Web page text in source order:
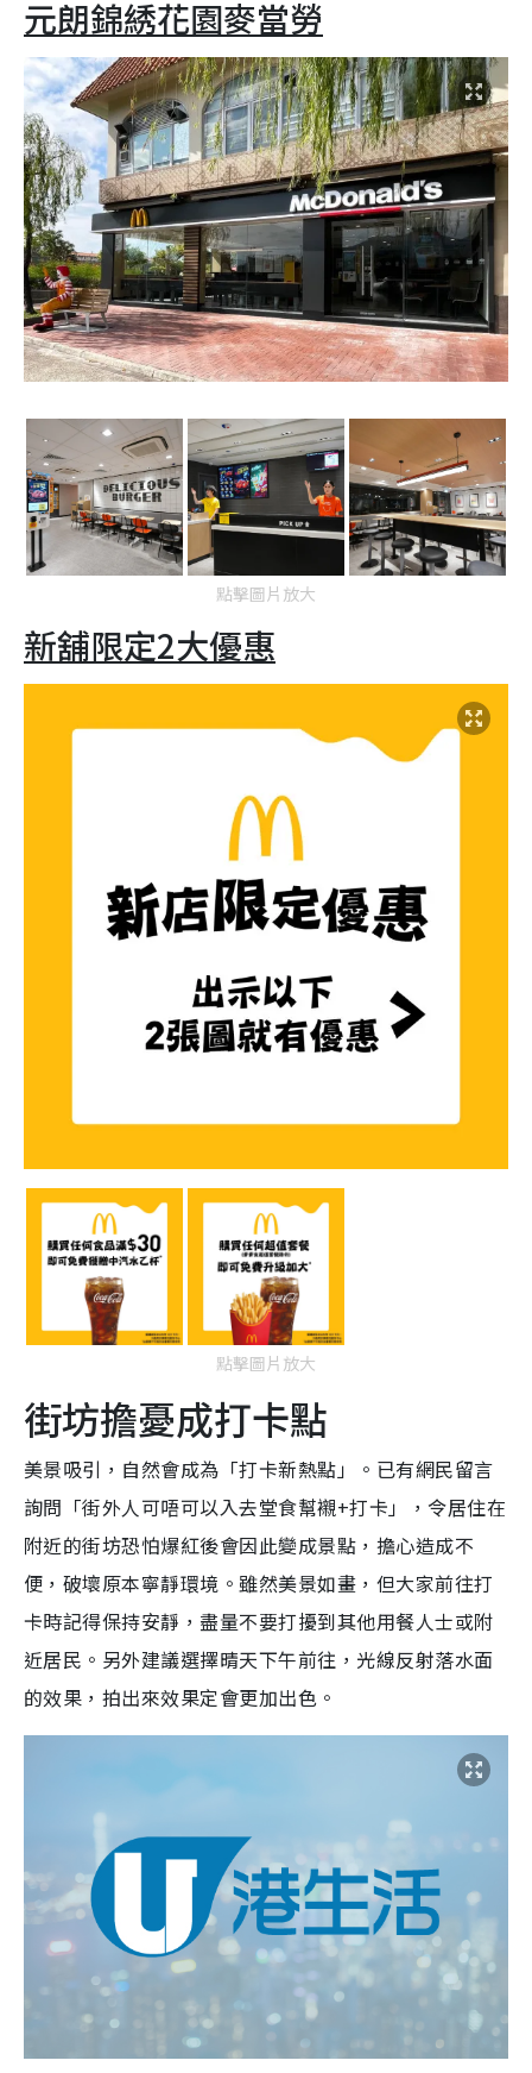
元朗錦綉花園麥當勞
點擊圖片放大
新舖限定2大優惠
點擊圖片放大
街坊擔憂成打卡點
美景吸引，自然會成為「打卡新熱點」。已有網民留言
詢問「街外人可唔可以入去堂食幫襯+打卡」，令居住在
附近的街坊恐怕爆紅後會因此變成景點，擔心造成不
便，破壞原本寧靜環境。雖然美景如畫，但大家前往打
卡時記得保持安靜，盡量不要打擾到其他用餐人士或附
近居民。另外建議選擇晴天下午前往，光線反射落水面
的效果，拍出來效果定會更加出色。